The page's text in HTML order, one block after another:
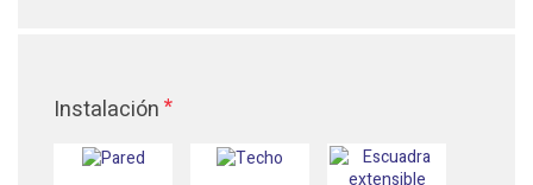
Instalación *